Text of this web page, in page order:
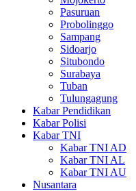
Pasuruan
Probolinggo
Sampang
Sidoarjo
Situbondo
Surabaya
Tuban
Tulungagung
Kabar Pendidikan
Kabar Polisi
Kabar TNI
Kabar TNI AD
Kabar TNI AL
Kabar TNI AU
Nusantara